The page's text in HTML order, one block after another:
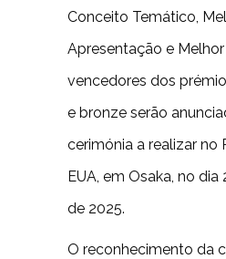
Conceito Temático,
Apresentação e
vencedores dos
e bronze serão
cerimónia a realizar no
EUA, em Osaka, no
de 2025.
O reconhecimento da